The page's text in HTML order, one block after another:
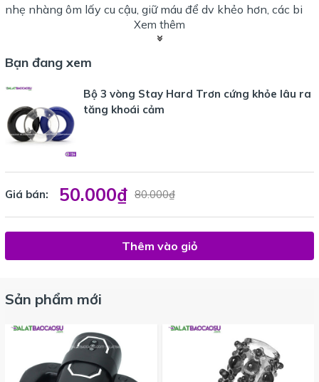
nhẹ nhàng ôm lấy cu cậu, giữ máu để dv khẻo hơn, các bi
nhỏ mềm dẻo trên vòng sẽ tăng thêm ma sát và tạo ra
những khoái cảm mới lạ trong âm đạo, khiến các nàng
phải rên lên vì sung sướng.
Với Bộ 3 vòng nhẫn đeo cu cậu Stay Hard Cock Ring mềm
dẻo này, bạn gái sẽ ngạt nhiên và vô cùng hài lòng về bạn,
nàng sẽ đê mê bạn hơn. Mua ngay nào,
dalatbaocaosu.com sẽ giao hàng tận tay, nhanh chóng
Xem thêm
Bạn đang xem
Bộ 3 vòng Stay Hard Trơn cứng khỏe lâu ra
tăng khoái cảm
Giá bán: 50.000₫ 80.000₫
Thêm vào giỏ
Sản phẩm mới